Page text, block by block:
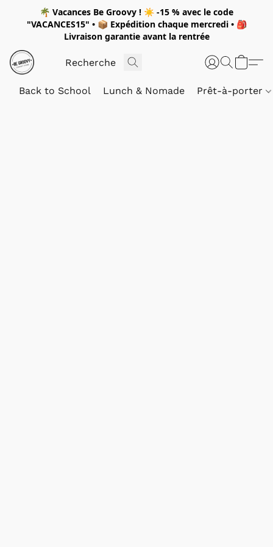
🌴 Vacances Be Groovy ! ☀️ -15 % avec le code
"VACANCES15" • 📦 Expédition chaque mercredi• 🎒
Livraison garantie avant la rentrée
Back to School Lunch & Nomade Prêt-à-porter